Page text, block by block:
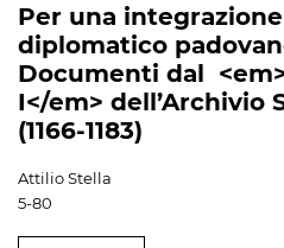
Per una
diplomatico
Documenti dal
I</em> dell’Archivio
(1166-1183)
Attilio Stella
5-80